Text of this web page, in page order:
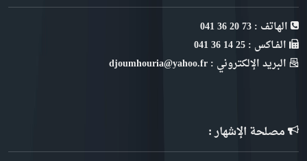
الهاتف : 73 20 36 041
الفـاكس : 25 14 36 041
البريد الإلكتروني : djoumhouria@yahoo.fr
مصلحة الإشهار :